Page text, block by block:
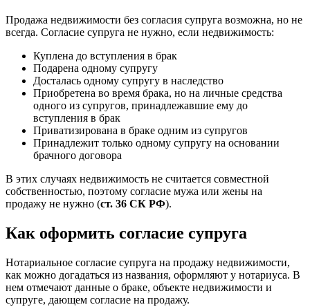
Продажа недвижимости без согласия супруга возможна, но не
всегда. Согласие супруга не нужно, если недвижимость:
Куплена до вступления в брак
Подарена одному супругу
Досталась одному супругу в наследство
Приобретена во время брака, но на личные средства
одного из супругов, принадлежавшие ему до
вступления в брак
Приватизирована в браке одним из супругов
Принадлежит только одному супругу на основании
брачного договора
В этих случаях недвижимость не считается совместной
собственностью, поэтому согласие мужа или жены на
продажу не нужно (ст. 36 СК РФ).
Как оформить согласие супруга
Нотариальное согласие супруга на продажу недвижимости,
как можно догадаться из названия, оформляют у нотариуса. В
нем отмечают данные о браке, объекте недвижимости и
супруге, дающем согласие на продажу.